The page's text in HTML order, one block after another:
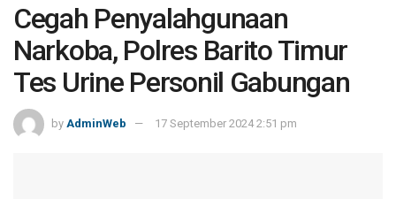
Cegah Penyalahgunaan
Narkoba, Polres Barito Timur
Tes Urine Personil Gabungan
by AdminWeb 17 September 2024 2:51 pm